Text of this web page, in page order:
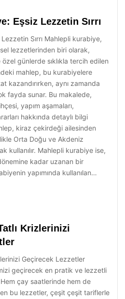
Eşsiz Lezzetin Sırrı
Sırrı Mahlepli kurabiye,
lezzetlerinden biri olarak,
günlerde sıklıkla tercih edilen
mahlep, bu kurabiyelere
kazandırırken, aynı zamanda
fayda sunar. Bu makalede,
yapım aşamaları,
hakkında detaylı bilgi
kiraz çekirdeği ailesinden
Orta Doğu ve Akdeniz
kullanılır. Mahlepli kurabiye ise,
kadar uzanan bir
yapımında kullanılan…
Krizlerinizi
Geçirecek Lezzetler
geçirecek en pratik ve lezzetli
Hem çay saatlerinde hem de
bu lezzetler, çeşit çeşit tariflerle